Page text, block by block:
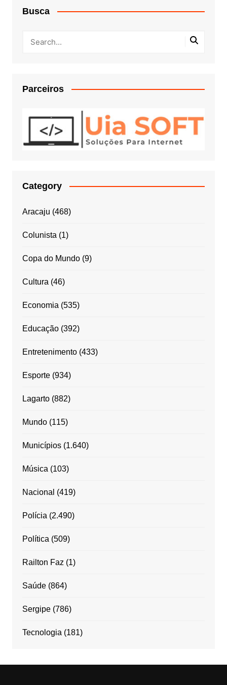
Busca
Parceiros
Category
Aracaju (468)
Colunista (1)
Copa do Mundo(9)
Cultura (46)
Economia (535)
Educação(392)
Entretenimento(433)
Esporte(934)
Lagarto(882)
Mundo(115)
Municípios(1.640)
Música (103)
Nacional (419)
Polícia (2.490)
Política (509)
Railton Faz (1)
Saúde(864)
Sergipe(786)
Tecnologia (181)